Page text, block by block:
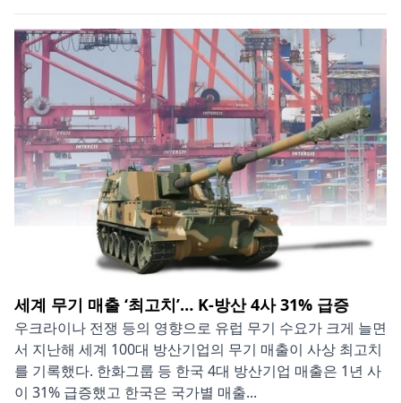
세계 무기 매출 ‘최고치’… K-방산 4사 31% 급증
우크라이나 전쟁 등의 영향으로 유럽 무기 수요가 크게 늘면
서 지난해 세계 100대 방산기업의 무기 매출이 사상 최고치
를 기록했다. 한화그룹 등 한국 4대 방산기업 매출은 1년 사
이 31% 급증했고 한국은 국가별 매출...